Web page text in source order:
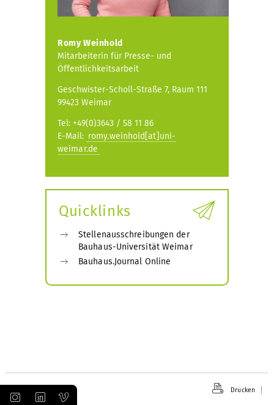
Romy Weinhold
Mitarbeiterin für Presse- und
Öffentlichkeitsarbeit
Geschwister-Scholl-Straße 7, Raum 111
99423 Weimar
Tel: +49(0)3643 / 58 11 86
E-Mail: romy.weinhold[at]uni-
weimar.de
Quicklinks
Stellenausschreibungen der
Bauhaus-Universität Weimar
Bauhaus.Journal Online
Drucken